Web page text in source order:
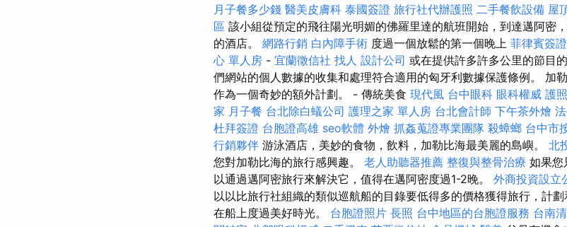
月子餐多少錢 醫美皮膚科 泰國簽證 旅行社代辦護照 二手餐飲設備 屋
區 該小組從預定的飛往陽光明媚的佛羅里達的航班開始，到達邁阿密
的酒店。 網路行銷 白內障手術 度過一個放鬆的第一個晚上 菲律賓簽證
心 單人房 - 宜蘭徵信社 找人 設計公司 或在提供許多許多公里的節目
們網站的個人數據的收集和處理符合適用的匈牙利數據保護條例。 加
作為一個奇妙的額外計劃。 - 傳統美食 現代風 台中眼科 眼科權威 護
家 月子餐 台北除白蟻公司 護理之家 單人房 台北會計師 下午茶外燴
杜拜簽證 台胞證高雄 seo軟體 外燴 抓姦蒐證專業團隊 殺蟑螂 台中市
行銷夥伴 游泳酒店，美妙的食物，飲料，加勒比海最美麗的島嶼。 北
您對加勒比海的旅行感興趣。 老人助聽器推薦 整復與整骨治療 如果您
以通過邁阿密旅行來解決它，值得在邁阿密度過1-2晚。 外商投資設立
以以比旅行社組織的類似巡航船的目錄要低得多的價格獲得旅行，計
在船上度過美好時光。 台胞證照片 長照 台中地區的台胞證服務 台南